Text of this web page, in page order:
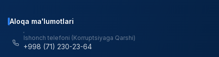
Aloqa ma'lumotlari
Ishonch telefoni (Korruptsiyaga Qarshi)
+998 (71) 230-23-64